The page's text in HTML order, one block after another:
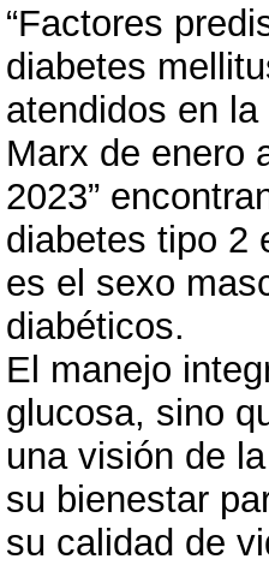
“Factores
diabetes
atendidos en
Marx de enero
2023”
diabetes tipo 2
es el sexo
diabéticos.
El manejo
glucosa, sino
una visión de
su bienestar
su calidad de